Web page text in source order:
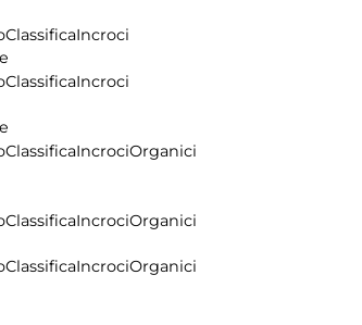
ClassificaIncroci
ClassificaIncroci
ClassificaIncrociOrganici
ClassificaIncrociOrganici
ClassificaIncrociOrganici